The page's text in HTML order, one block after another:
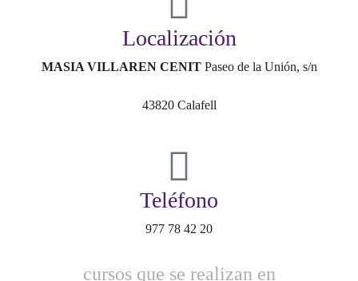
Localización
MASIA VILLAREN CENITPaseo de la Unión, s/n
43820 Calafell
Teléfono
977 78 42 20
cursos que se realizan en